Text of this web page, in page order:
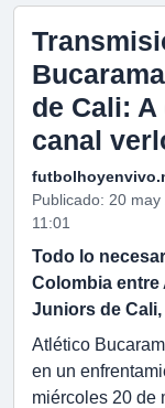
de Cali:
canal
Publicado: 20
11:01
Todo lo
Colombia
Juniors de
Atlético
en un
miércoles 20 de